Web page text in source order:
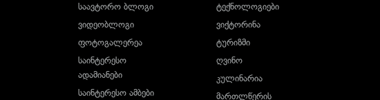
საავტორო ბლოგი
ვიდეობლოგი
ფოტოგალერეა
საინტერესო
ადამიანები
საინტერესო ამბები
ტექნოლოგიები
ვიქტორინა
ტურიზმი
ღვინო
კულინარია
მართლწერის